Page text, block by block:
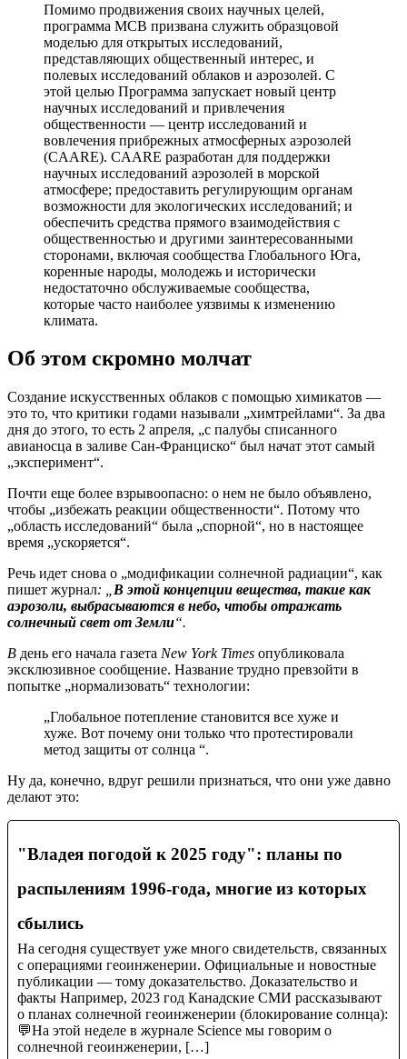
Помимо продвижения своих научных целей,
программа MCB призвана служить образцовой
моделью для открытых исследований,
представляющих общественный интерес, и
полевых исследований облаков и аэрозолей. С
этой целью Программа запускает новый центр
научных исследований и привлечения
общественности — центр исследований и
вовлечения прибрежных атмосферных аэрозолей
(CAARE). CAARE разработан для поддержки
научных исследований аэрозолей в морской
атмосфере; предоставить регулирующим органам
возможности для экологических исследований; и
обеспечить средства прямого взаимодействия с
общественностью и другими заинтересованными
сторонами, включая сообщества Глобального Юга,
коренные народы, молодежь и исторически
недостаточно обслуживаемые сообщества,
которые часто наиболее уязвимы к изменению
климата.
Об этом скромно молчат
Создание искусственных облаков с помощью химикатов —
это то, что критики годами называли „химтрейлами“. За два
дня до этого, то есть 2 апреля, „с палубы списанного
авианосца в заливе Сан-Франциско“ был начат этот самый
„эксперимент“.
Почти еще более взрывоопасно: о нем не было объявлено,
чтобы „избежать реакции общественности“. Потому что
„область исследований“ была „спорной“, но в настоящее
время „ускоряется“.
Речь идет снова о „модификации солнечной радиации“, как
пишет журнал: „ В этой концепции вещества, такие как
аэрозоли, выбрасываются в небо, чтобы отражать
солнечный свет от Земли“.
В день его начала газета New York Times опубликовала
эксклюзивное сообщение. Название трудно превзойти в
попытке „нормализовать“ технологии:
„Глобальное потепление становится все хуже и
хуже. Вот почему они только что протестировали
метод защиты от солнца “.
Ну да, конечно, вдруг решили признаться, что они уже давно
делают это:
"Владея погодой к 2025 году": планы по
распылениям 1996-года, многие из которых
сбылись
На сегодня существует уже много свидетельств, связанных
с операциями геоинженерии. Официальные и новостные
публикации — тому доказательство. Доказательство и
факты Например, 2023 год Канадские СМИ рассказывают
о планах солнечной геоинженерии (блокирование солнца):
💬На этой неделе в журнале Science мы говорим о
солнечной геоинженерии, […]